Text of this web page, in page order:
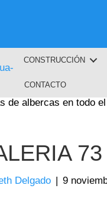
CONSTRUCCIÓN
CONTACTO
de albercas en todo
73
Delgado | 9